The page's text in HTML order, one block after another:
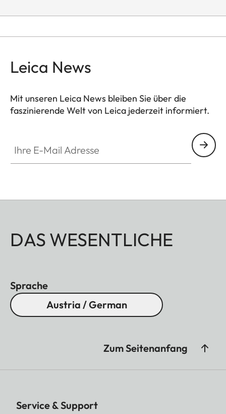
Leica News
Mit unseren Leica News bleiben Sie über die
faszinierende Welt von Leica jederzeit informiert.
DAS WESENTLICHE
Sprache
Austria / German
Zum Seitenanfang
Service & Support